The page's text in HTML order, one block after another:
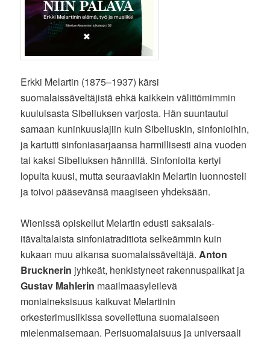
Erkki Melartin (1875–1937) kärsi
suomalaissäveltäjistä ehkä kaikkein välittömimmin
kuuluisasta Sibeliuksen varjosta. Hän suuntautui
samaan kuninkuuslajiin kuin Sibeliuskin, sinfonioihin,
ja kartutti sinfoniasarjaansa harmillisesti aina vuoden
tai kaksi Sibeliuksen hännillä. Sinfonioita kertyi
lopulta kuusi, mutta seuraaviakin Melartin luonnosteli
ja toivoi pääsevänsä maagiseen yhdeksään.
Wienissä opiskellut Melartin edusti saksalais-
itävaltalaista sinfoniatraditiota selkeämmin kuin
kukaan muu aikansa suomalaissäveltäjä.Anton
Brucknerin jyhkeät, henkistyneet rakennuspalikat ja
Gustav Mahlerin maailmaasyleilevä
moniaineksisuus kaikuvat Melartinin
orkesterimusiikissa sovellettuna suomalaiseen
mielenmaisemaan. Perisuomalaisuus ja universaali